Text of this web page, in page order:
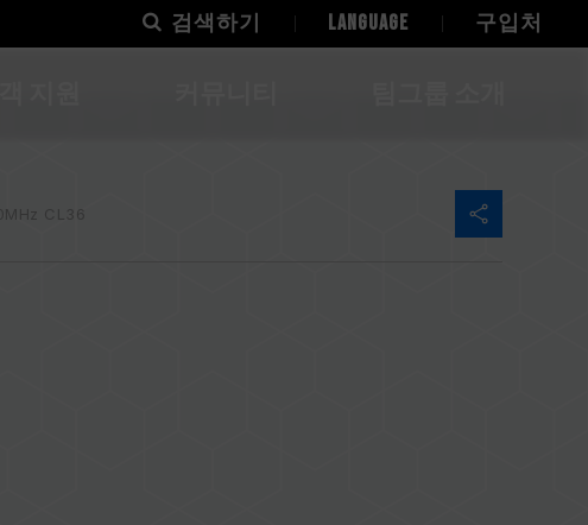
검색하기 LANGUAGE 구입처
CL36